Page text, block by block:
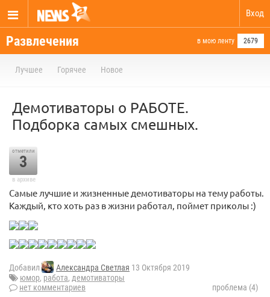
Вход
Развлечения в мою ленту 2679
Лучшее Горячее Новое
Демотиваторы о РАБОТЕ.
Подборка самых смешных.
отметили
3
в архиве
Самые лучшие и жизненные демотиваторы на тему работы.
Каждый, кто хоть раз в жизни работал, поймет приколы :)
Добавил Александра Светлая 13 Октября 2019
юмор, работа, демотиваторы
нет комментариев
проблема (4)